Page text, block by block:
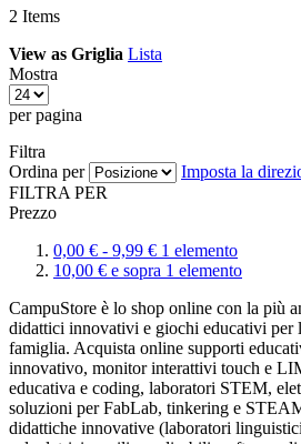
2 Items
View as Griglia Lista
Mostra
per pagina
Filtra
Ordina per
Imposta la
FILTRA PER
Prezzo
0,00 € - 9,99 € 1 elemento
10,00 € e sopra 1 elemento
CampuStore è lo shop online con la più
didattici innovativi e giochi educativi per
famiglia. Acquista online supporti
innovativo, monitor interattivi touch e
educativa e coding, laboratori STEM,
soluzioni per FabLab, tinkering e
didattiche innovative (laboratori